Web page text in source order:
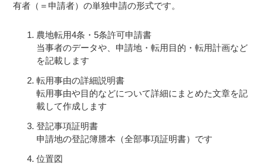
有者（＝申請者）の単独申請の形式です。
農地転用4条・5条許可申請書
当事者のデータや、申請地・転用目的・転用計画など
を記載します
転用事由の詳細説明書
転用事由や目的などについて詳細にまとめた文章を記
載して作成します
登記事項証明書
申請地の登記簿謄本（全部事項証明書）です
位置図